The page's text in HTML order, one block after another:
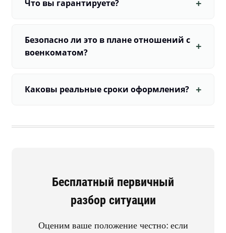
Что вы гарантируете?
Безопасно ли это в плане отношений с
военкоматом?
Каковы реальные сроки оформления?
Бесплатный первичный
разбор ситуации
Оценим ваше положение честно: если